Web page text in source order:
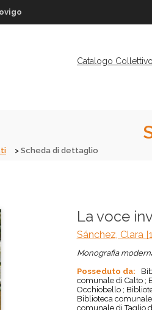
Catalogo Collettivo
Scheda di dettaglio
La voce
Sánchez, Clara
Monografia
Posseduto da:
comunale di Calto ;
Occhiobello ;
Biblioteca
comunale di Taglio